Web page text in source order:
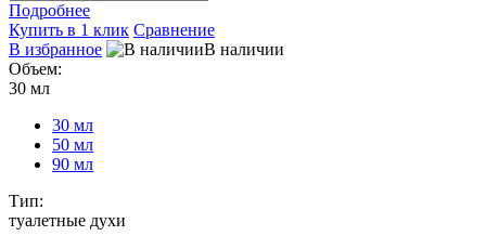
Подробнее
Купить в 1 клик Сравнение
В избранное
В наличии
Объем:
30 мл
30 мл
50 мл
90 мл
Тип:
туалетные духи